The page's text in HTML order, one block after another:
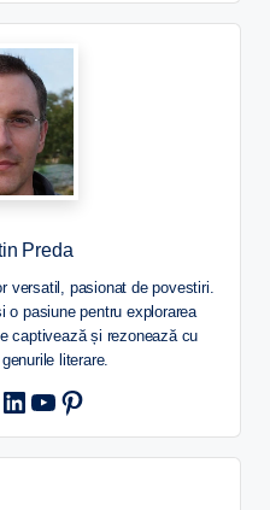
Preda
versatil, pasionat de povestiri.
o pasiune pentru explorarea
captivează și rezonează cu
literare.
LinkedIn
YouTube
Pinterest